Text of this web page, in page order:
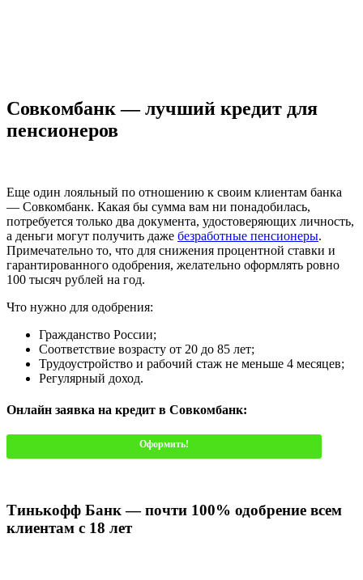
Совкомбанк — лучший кредит для
пенсионеров
Еще один лояльный по отношению к своим клиентам банка
— Совкомбанк. Какая бы сумма вам ни понадобилась,
потребуется только два документа, удостоверяющих личность,
а деньги могут получить даже безработные пенсионеры.
Примечательно то, что для снижения процентной ставки и
гарантированного одобрения, желательно оформлять ровно
100 тысяч рублей на год.
Что нужно для одобрения:
Гражданство России;
Соответствие возрасту от 20 до 85 лет;
Трудоустройство и рабочий стаж не меньше 4 месяцев;
Регулярный доход.
Онлайн заявка на кредит в Совкомбанк:
Оформить!
Тинькофф Банк — почти 100% одобрение всем
клиентам с 18 лет